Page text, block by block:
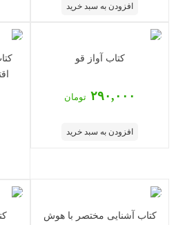
افزودن به سبد خرید
کتاب آواز قو
۲۹۰,۰۰۰ تومان
افزودن به سبد خرید
کتاب آشنایی مختصر با هوش